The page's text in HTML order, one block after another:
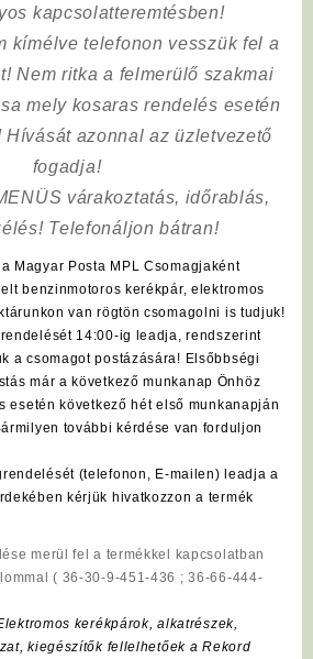
kapcsolatteremtésben!
kímélvetelefonon vesszük fel a
Nem ritka a felmerülő szakmai
mely kosaras rendelés esetén
Hívását azonnal az üzletvezető
fogadja!
várakoztatás, időrablás,
Telefonáljon bátran!
Magyar Posta MPL Csomagjaként
benzinmotoros kerékpár, elektromos
van rögtön csomagolni is tudjuk!
14:00-ig leadja, rendszerint
a csomagot postázására! Elsőbbségi
már a következő munkanap Önhöz
esetén következő hét első munkanapján
további kérdése van forduljon
(telefonon, E-mailen) leadja a
kérjük hivatkozzon a termék
merül fel a termékkel kapcsolatban
( 36-30-9-451-436 ; 36-66-444-
kerékpárok, alkatrészek,
kiegészítők fellelhetőek a Rekord